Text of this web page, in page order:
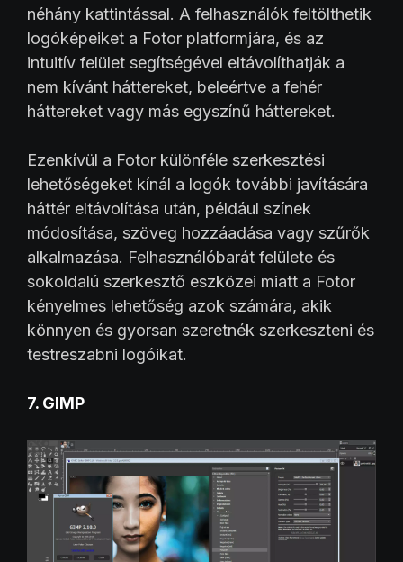
néhány kattintással. A felhasználók feltölthetik
logóképeiket a Fotor platformjára, és az
intuitív felület segítségével eltávolíthatják a
nem kívánt háttereket, beleértve a fehér
háttereket vagy más egyszínű háttereket.
Ezenkívül a Fotor különféle szerkesztési
lehetőségeket kínál a logók további javítására
háttér eltávolítása után, például színek
módosítása, szöveg hozzáadása vagy szűrők
alkalmazása. Felhasználóbarát felülete és
sokoldalú szerkesztő eszközei miatt a Fotor
kényelmes lehetőség azok számára, akik
könnyen és gyorsan szeretnék szerkeszteni és
testreszabni logóikat.
7. GIMP